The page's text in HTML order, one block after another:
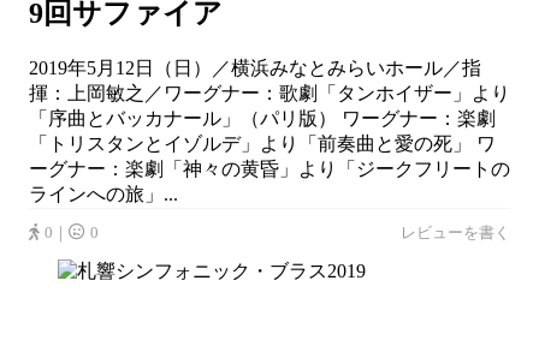
9回サファイア
2019年5月12日（日）／横浜みなとみらいホール／指
揮：上岡敏之／ワーグナー：歌劇「タンホイザー」より
「序曲とバッカナール」（パリ版） ワーグナー：楽劇
「トリスタンとイゾルデ」より「前奏曲と愛の死」 ワ
ーグナー：楽劇「神々の黄昏」より「ジークフリートの
ラインへの旅」...
0｜ 0 レビューを書く